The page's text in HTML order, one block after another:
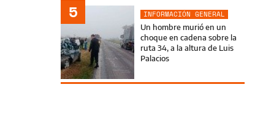
5
INFORMACIÓN GENERAL
Un hombre murió en un
choque en cadena sobre la
ruta 34, a la altura de Luis
Palacios